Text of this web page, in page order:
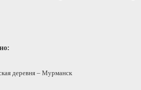
деревня – Мурманск